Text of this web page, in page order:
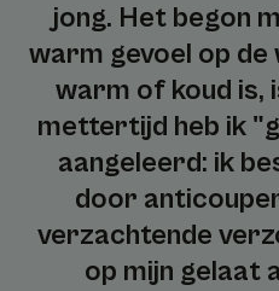
jong. Het begon
warm gevoel op
warm of koud is,
mettertijd heb ik
aangeleerd: ik
door
verzachtende
op mijn gelaat